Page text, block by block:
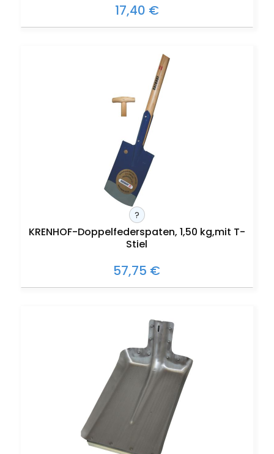
17,40 €
?
KRENHOF-Doppelfederspaten, 1,50 kg,mit T-
Stiel
57,75 €